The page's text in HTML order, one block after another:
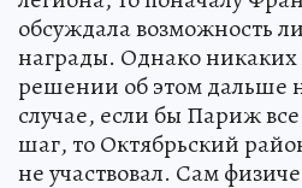
обсуждала возможность
награды. Однако никаких
решении об этом дальше
случае, если бы Париж
шаг, то Октябрьский
не участвовал. Сам